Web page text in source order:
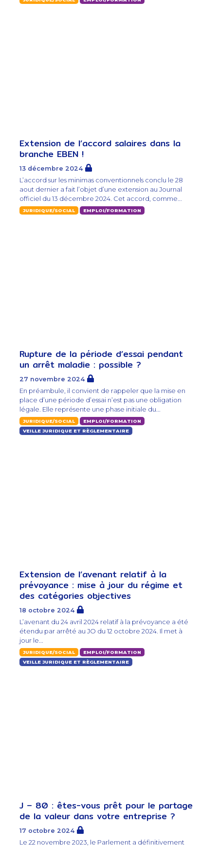
Extension de l’accord salaires dans la
branche EBEN !
13 décembre 2024
L’accord sur les minimas conventionnels conclu le 28
aout dernier a fait l’objet d’une extension au Journal
officiel du 13 décembre 2024. Cet accord, comme...
JURIDIQUE/SOCIAL EMPLOI/FORMATION
Rupture de la période d’essai pendant
un arrêt maladie : possible ?
27 novembre 2024
En préambule, il convient de rappeler que la mise en
place d’une période d’essai n’est pas une obligation
légale. Elle représente une phase initiale du...
JURIDIQUE/SOCIAL
EMPLOI/FORMATION
VEILLE JURIDIQUE ET RÈGLEMENTAIRE
Extension de l’avenant relatif à la
prévoyance : mise à jour du régime et
des catégories objectives
18 octobre 2024
L’avenant du 24 avril 2024 relatif à la prévoyance a été
étendu par arrêté au JO du 12 octobre 2024. Il met à
jour le...
JURIDIQUE/SOCIAL
EMPLOI/FORMATION
VEILLE JURIDIQUE ET RÈGLEMENTAIRE
J – 80 : êtes-vous prêt pour le partage
de la valeur dans votre entreprise ?
17 octobre 2024
Le 22 novembre 2023, le Parlement a définitivement